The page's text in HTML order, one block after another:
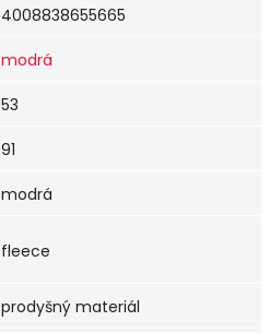
4008838655665
modrá
53
91
modrá
fleece
prodyšný materiál